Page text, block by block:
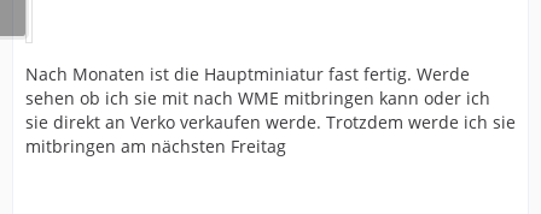
Nach Monaten ist die Hauptminiatur fast fertig. Werde
sehen ob ich sie mit nach WME mitbringen kann oder ich
sie direkt an Verko verkaufen werde. Trotzdem werde ich sie
mitbringen am nächsten Freitag